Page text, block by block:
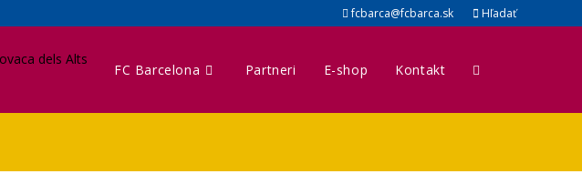
fcbarca@fcbarca.sk Hľadať
FC Barcelona Partneri E-shop Kontakt